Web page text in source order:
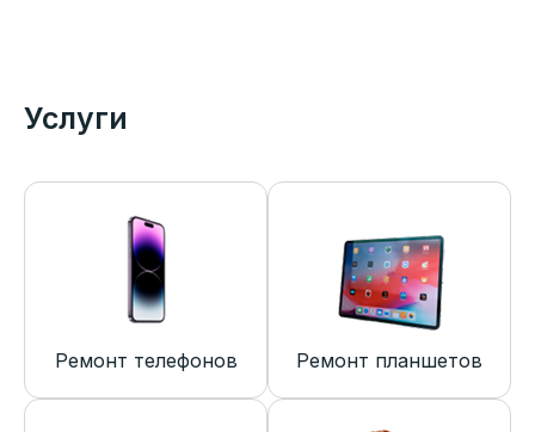
Услуги
Ремонт телефонов Ремонт планшетов